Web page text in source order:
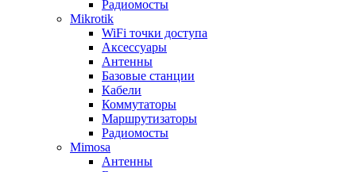
Радиомосты
Mikrotik
WiFi точки доступа
Аксессуары
Антенны
Базовые станции
Кабели
Коммутаторы
Маршрутизаторы
Радиомосты
Mimosa
Антенны